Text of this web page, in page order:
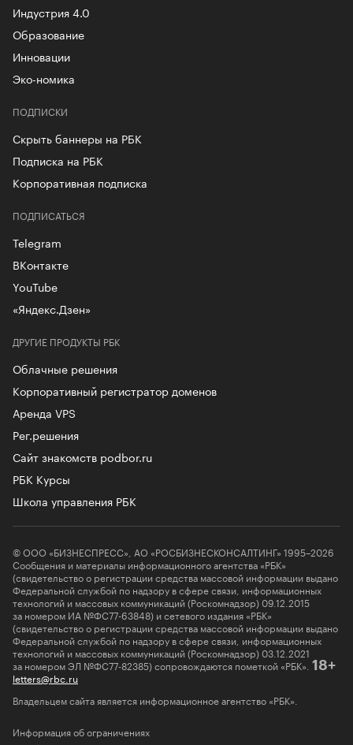
Индустрия 4.0
Образование
Инновации
Эко-номика
ПОДПИСКИ
Скрыть баннеры на РБК
Подписка на РБК
Корпоративная подписка
ДРУГИЕ ПРОДУКТЫ РБК
Облачные решения
Корпоративный регистратор доменов
Аренда VPS
Рег.решения
Сайт знакомств podbor.ru
РБК Курсы
Школа управления РБК
ПОДПИСАТЬСЯ
Telegram
ВКонтакте
YouTube
«Яндекс.Дзен»
© ООО «БИЗНЕСПРЕСС», АО «РОСБИЗНЕСКОНСАЛТИНГ» 1995–2026
Сообщения и материалы информационного агентства «РБК»
(свидетельство о регистрации средства массовой информации выдано
Федеральной службой по надзору в сфере связи, информационных
технологий и массовых коммуникаций (Роскомнадзор) 09.12.2015
за номером ИА №ФС77-63848) и сетевого издания «РБК»
(свидетельство о регистрации средства массовой информации выдано
Федеральной службой по надзору в сфере связи, информационных
технологий и массовых коммуникаций (Роскомнадзор) 03.12.2021
за номером ЭЛ №ФС77-82385) сопровождаются пометкой «РБК». 18+
letters@rbc.ru
Владельцем сайта является информационное агентство «РБК».
Информация об ограничениях